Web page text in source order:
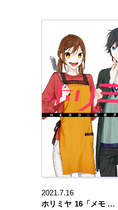
2021.7.16
ホリミヤ 16「メモ …